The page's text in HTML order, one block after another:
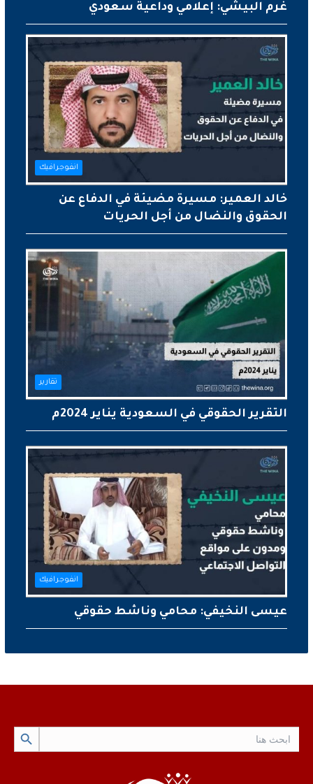
غرم البيشي: إعلامي وداعية سعودي
انفوجرافيك
خالد العمير: مسيرة مضيئة في الدفاع عن
الحقوق والنضال من أجل الحريات
تقارير
التقرير الحقوقي في السعودية يناير 2024م
انفوجرافيك
عيسى النخيفي: محامي وناشط حقوقي
Search
Search Button